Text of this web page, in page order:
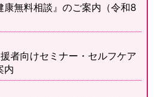
康無料相談』のご案内（令和8
者向けセミナー・セルフケア
内